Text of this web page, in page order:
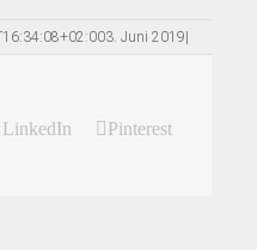
3. Juni 2019|
LinkedIn
Pinterest